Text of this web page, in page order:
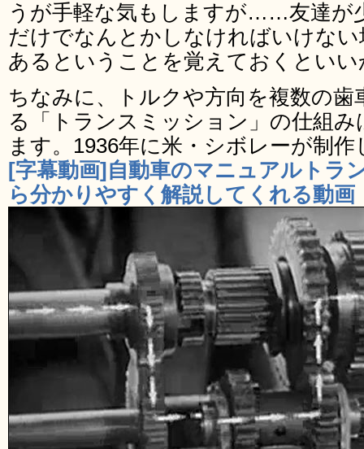
うが手軽な気もしますが……友達が
だけでなんとかしなければいけな
あるということを覚えておくとい
ちなみに、トルクや方向を複数の歯
る「トランスミッション」の仕組
ます。1936年に米・シボレーが制
[字幕動画]自動車のマニュアルトラ
ら分かりやすく解説してくれる動画